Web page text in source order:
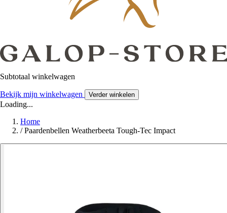
Subtotaal winkelwagen
Bekijk mijn winkelwagen Verder winkelen
Loading...
Home
/ Paardenbellen Weatherbeeta Tough-Tec Impact